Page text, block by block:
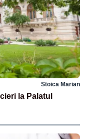
Stoica Marian
la Palatul